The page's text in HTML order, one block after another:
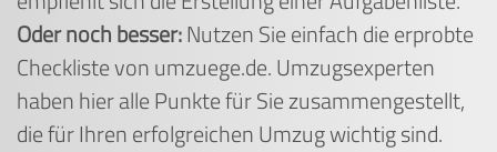
Oder noch besser:Nutzen Sie einfach die erprobte
Checkliste von umzuege.de. Umzugsexperten
haben hier alle Punkte für Sie zusammengestellt,
die für Ihren erfolgreichen Umzug wichtig sind.